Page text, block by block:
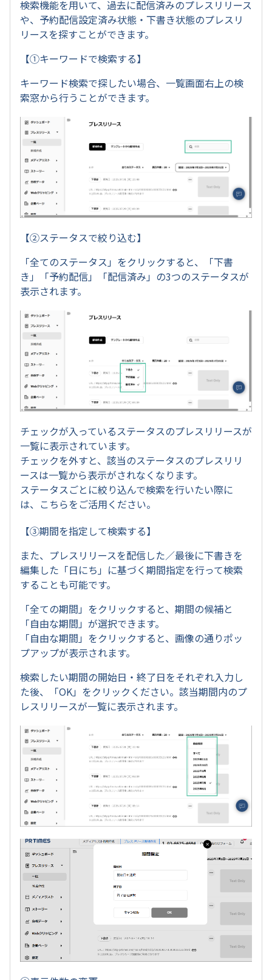
検索機能を用いて、過去に配信済みのプレスリリース
や、予約配信設定済み状態・下書き状態のプレスリ
リースを探すことができます。
【①キーワードで検索する】
キーワード検索で探したい場合、一覧画面右上の検
索窓から行うことができます。
【②ステータスで絞り込む】
「全てのステータス」をクリックすると、「下書
き」「予約配信」「配信済み」の3つのステータスが
表示されます。
チェックが入っているステータスのプレスリリースが
一覧に表示されています。
チェックを外すと、該当のステータスのプレスリリ
ースは一覧から表示がされなくなります。
ステータスごとに絞り込んで検索を行いたい際に
は、こちらをご活用ください。
【③期間を指定して検索する】
また、プレスリリースを配信した／最後に下書きを
編集した「日にち」に基づく期間指定を行って検索
することも可能です。
「全ての期間」をクリックすると、期間の候補と
「自由な期間」が選択できます。
「自由な期間」をクリックすると、画像の通りポッ
プアップが表示されます。
検索したい期間の開始日・終了日をそれぞれ入力し
た後、「OK」をクリックください。該当期間内のプ
レスリリースが一覧に表示されます。